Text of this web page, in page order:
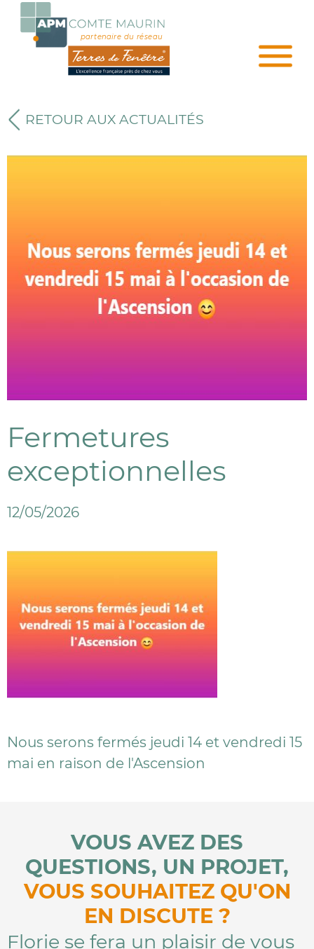
partenaire du réseau
RETOUR AUX ACTUALITÉS
Fermetures
exceptionnelles
12/05/2026
Nous serons fermés jeudi 14 et vendredi 15
mai en raison de l'Ascension
VOUS AVEZ DES
QUESTIONS, UN PROJET,
VOUS SOUHAITEZ QU'ON
EN DISCUTE ?
Florie se fera un plaisir de vous